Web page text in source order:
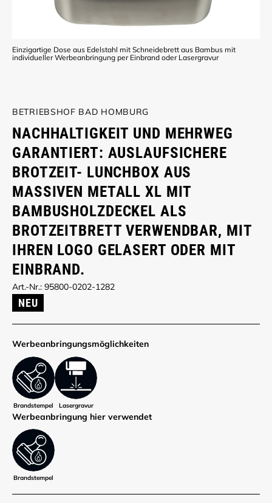
Einzigartige Dose aus Edelstahl mit Schneidebrett aus Bambus mit
individueller Werbeanbringung per Einbrand oder Lasergravur
BETRIEBSHOF BAD HOMBURG
NACHHALTIGKEIT UND MEHRWEG
GARANTIERT: AUSLAUFSICHERE
BROTZEIT- LUNCHBOX AUS
MASSIVEN METALL XL MIT
BAMBUSHOLZDECKEL ALS
BROTZEITBRETT VERWENDBAR, MIT
IHREN LOGO GELASERT ODER MIT
EINBRAND.
Art.-Nr.: 95800-0202-1282
NEU
Werbe­anbringungs­möglich­keiten
Brandstempel Lasergravur
Werbe­anbringung hier verwendet
Brandstempel